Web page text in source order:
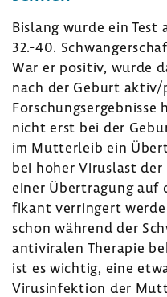
Bislang wurde ein
32.-40.
War er positiv, wurde
nach der Geburt aktiv/
Forschungs­er­geb­nisse
nicht erst bei der
im Mutter­leib ein
bei hoher Virus­last
einer Über­tra­gung auf
fi­kant verrin­gert
schon während der
anti­vi­ralen Therapie
ist es wichtig, eine
Virusinfektion der